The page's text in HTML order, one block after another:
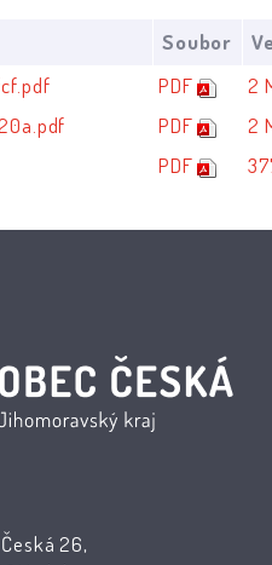
Soubor
PDF
2
PDF
2
PDF
Česká 26,